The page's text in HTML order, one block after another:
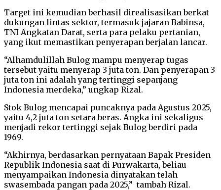
Target ini kemudian berhasil direalisasikan berkat
dukungan lintas sektor, termasuk jajaran Babinsa,
TNI Angkatan Darat, serta para pelaku pertanian,
yang ikut memastikan penyerapan berjalan lancar.
“Alhamdulillah Bulog mampu menyerap tugas
tersebut yaitu menyerap 3 juta ton. Dan penyerapan 3
juta ton ini adalah yang tertinggi sepanjang
Indonesia merdeka,” ungkap Rizal.
Stok Bulog mencapai puncaknya pada Agustus 2025,
yaitu 4,2 juta ton setara beras. Angka ini sekaligus
menjadi rekor tertinggi sejak Bulog berdiri pada
1969.
“Akhirnya, berdasarkan pernyataan Bapak Presiden
Republik Indonesia saat di Purwakarta, beliau
menyampaikan Indonesia dinyatakan telah
swasembada pangan pada 2025,” tambah Rizal.